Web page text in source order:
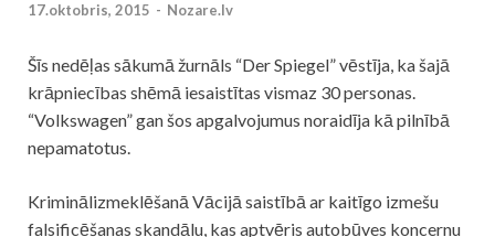
17.oktobris, 2015 - Nozare.lv
Šīs nedēļas sākumā žurnāls “Der Spiegel” vēstīja, ka šajā
krāpniecības shēmā iesaistītas vismaz 30 personas.
“Volkswagen” gan šos apgalvojumus noraidīja kā pilnībā
nepamatotus.
Kriminālizmeklēšanā Vācijā saistībā ar kaitīgo izmešu
falsificēšanas skandālu, kas aptvēris autobūves koncernu